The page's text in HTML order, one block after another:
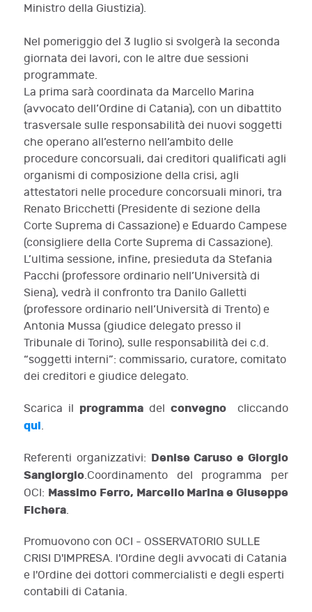
Ministro della Giustizia).
Nel pomeriggio del 3 luglio si svolgerà la seconda
giornata dei lavori, con le altre due sessioni
programmate.
La prima sarà coordinata da Marcello Marina
(avvocato dell’Ordine di Catania), con un dibattito
trasversale sulle responsabilità dei nuovi soggetti
che operano all’esterno nell’ambito delle
procedure concorsuali, dai creditori qualificati agli
organismi di composizione della crisi, agli
attestatori nelle procedure concorsuali minori, tra
Renato Bricchetti (Presidente di sezione della
Corte Suprema di Cassazione) e Eduardo Campese
(consigliere della Corte Suprema di Cassazione).
L’ultima sessione, infine, presieduta da Stefania
Pacchi (professore ordinario nell’Università di
Siena), vedrà il confronto tra Danilo Galletti
(professore ordinario nell’Università di Trento) e
Antonia Mussa (giudice delegato presso il
Tribunale di Torino), sulle responsabilità dei c.d.
“soggetti interni”: commissario, curatore, comitato
dei creditori e giudice delegato.
Scarica il programma del convegno cliccando
qui.
Referenti organizzativi: Denise Caruso e Giorgio
Sangiorgio.Coordinamento del programma per
OCI: Massimo Ferro, Marcello Marina e Giuseppe
Fichera.
Promuovono con OCI - OSSERVATORIO SULLE
CRISI D'IMPRESA. l'Ordine degli avvocati di Catania
e l'Ordine dei dottori commercialisti e degli esperti
contabili di Catania.